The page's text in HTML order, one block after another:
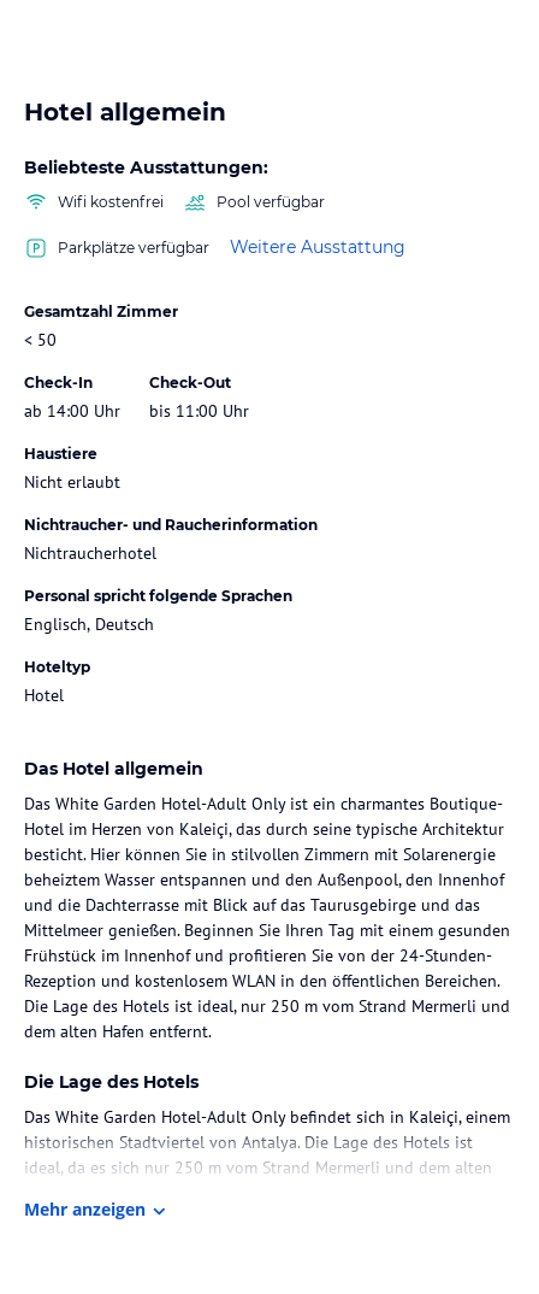
Hotel allgemein
Beliebteste Ausstattungen:
Wifi kostenfrei Pool verfügbar
Parkplätze verfügbar Weitere Ausstattung
Gesamtzahl Zimmer
< 50
Check-In
ab 14:00 Uhr
Check-Out
bis 11:00 Uhr
Haustiere
Nicht erlaubt
Nichtraucher- und Raucherinformation
Nichtraucherhotel
Personal spricht folgende Sprachen
Englisch, Deutsch
Hoteltyp
Hotel
Das Hotel allgemein
Das White Garden Hotel-Adult Only ist ein charmantes Boutique-
Hotel im Herzen von Kaleiçi, das durch seine typische Architektur
besticht. Hier können Sie in stilvollen Zimmern mit Solarenergie
beheiztem Wasser entspannen und den Außenpool, den Innenhof
und die Dachterrasse mit Blick auf das Taurusgebirge und das
Mittelmeer genießen. Beginnen Sie Ihren Tag mit einem gesunden
Frühstück im Innenhof und profitieren Sie von der 24-Stunden-
Rezeption und kostenlosem WLAN in den öffentlichen Bereichen.
Die Lage des Hotels ist ideal, nur 250 m vom Strand Mermerli und
dem alten Hafen entfernt.
Die Lage des Hotels
Das White Garden Hotel-Adult Only befindet sich in Kaleiçi, einem
historischen Stadtviertel von Antalya. Die Lage des Hotels ist
ideal, da es sich nur 250 m vom Strand Mermerli und dem alten
Restaurants, Bars und Geschäfte. Der Flughafen Antalya ist etwa 12
Mehr anzeigen